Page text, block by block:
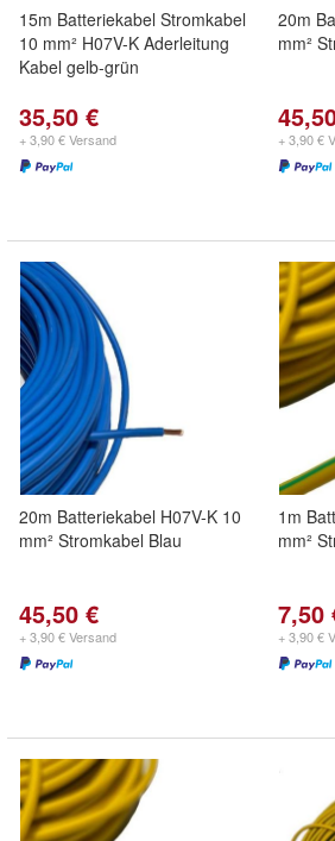
15m Batteriekabel Stromkabel
10 mm² H07V-K Aderleitung
Kabel gelb-grün
35,50 €
+ 3,90 € Versand
20m
mm²
+ 3,90 €
20m Batteriekabel H07V-K 10
mm² Stromkabel Blau
45,50 €
+ 3,90 € Versand
1m
mm²
7,50
+ 3,90 €